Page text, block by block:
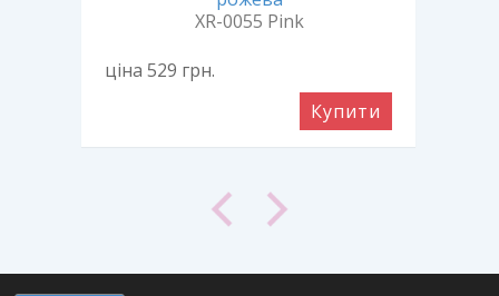
XR-0055 Pink
ціна 529 грн.
Купити